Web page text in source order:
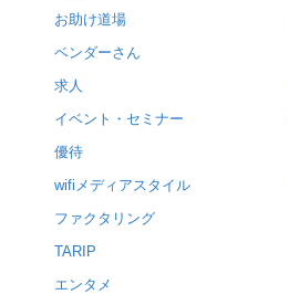
お助け道場
ベンダーさん
求人
イベント・セミナー
優待
wifiメディアスタイル
ファクタリング
TARIP
エンタメ